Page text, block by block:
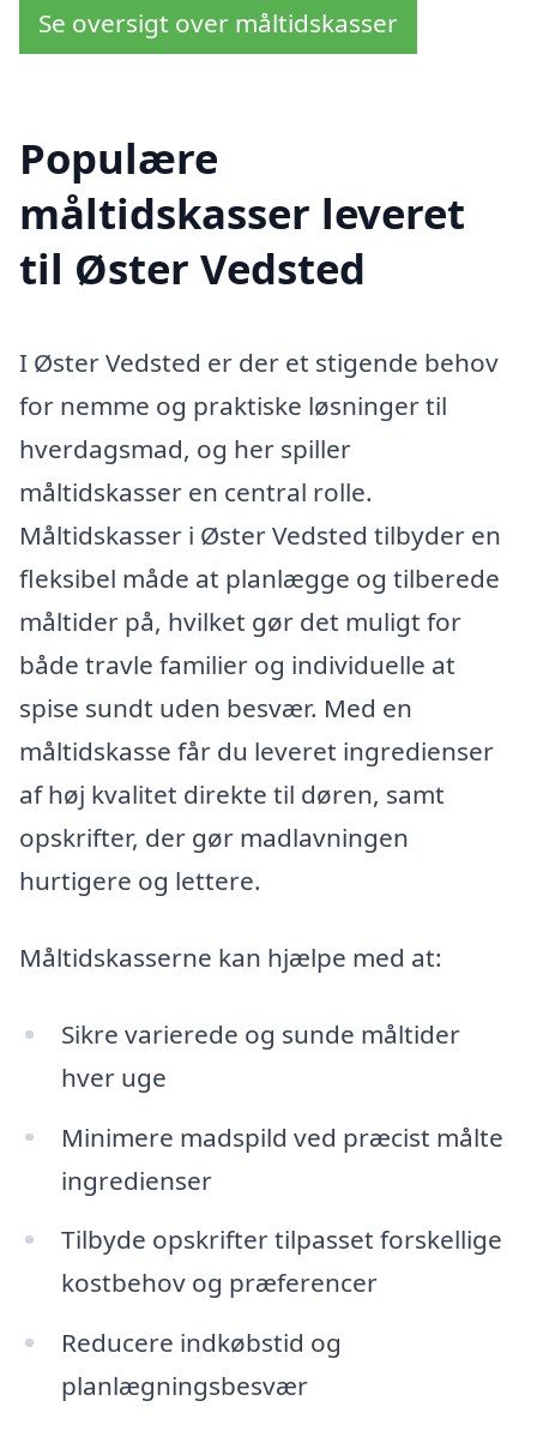
Se oversigt over måltidskasser
Populære
måltidskasser leveret
til Øster Vedsted
I Øster Vedsted er der et stigende behov
for nemme og praktiske løsninger til
hverdagsmad, og her spiller
måltidskasser en central rolle.
Måltidskasser i Øster Vedsted tilbyder en
fleksibel måde at planlægge og tilberede
måltider på, hvilket gør det muligt for
både travle familier og individuelle at
spise sundt uden besvær. Med en
måltidskasse får du leveret ingredienser
af høj kvalitet direkte til døren, samt
opskrifter, der gør madlavningen
hurtigere og lettere.
Måltidskasserne kan hjælpe med at:
Sikre varierede og sunde måltider
hver uge
Minimere madspild ved præcist målte
ingredienser
Tilbyde opskrifter tilpasset forskellige
kostbehov og præferencer
Reducere indkøbstid og
planlægningsbesvær